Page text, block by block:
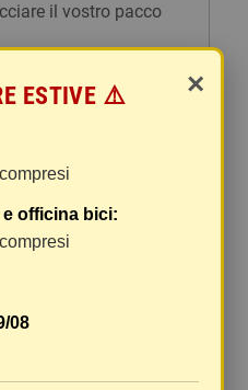
il vostro pacco
spese postali. I costi
totale della
di raggruppare i
Non ci è
ordini distinti
per ognuno di
a vostro rischio,
particolare in
×
ESTIVE ⚠️
compresi
officina bici:
compresi
08